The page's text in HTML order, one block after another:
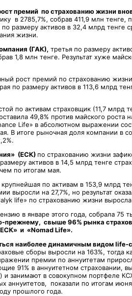
премий по страхованию жизни
в 2785,7%, собрав 411,9 млн тенге,
размеру активов в 32,4 млрд тенге
жизни.
(ГАК), третья по размеру
1,8 млн тенге. Результат хуже
рост премий по страхованию
по размеру активов в 113,6 млрд
по активам страховщик (11,7 млрд
49,8% против майского роста
Life» в абсолютном выражении
В итоге рыночная доля компании в
(ЕСК) по страхованию жизни
активов в 14,5 млрд тенге
по итогам мая.
по активам в 153,9 млрд
выросли на 27,7%, но результат
life» по страхованию жизни выросла
в январе этого года, собрала 75
прежнему, свыше 96% рынка
и «Nomad Life».
наиболее динамичным видом life-
сборы выросли на 163%, тогда
премии по аннуитетам
91% в аннуитетном страховании,
и занимают в совокупном портфеле
аннуитетов, показали по итогам
прошлого года.